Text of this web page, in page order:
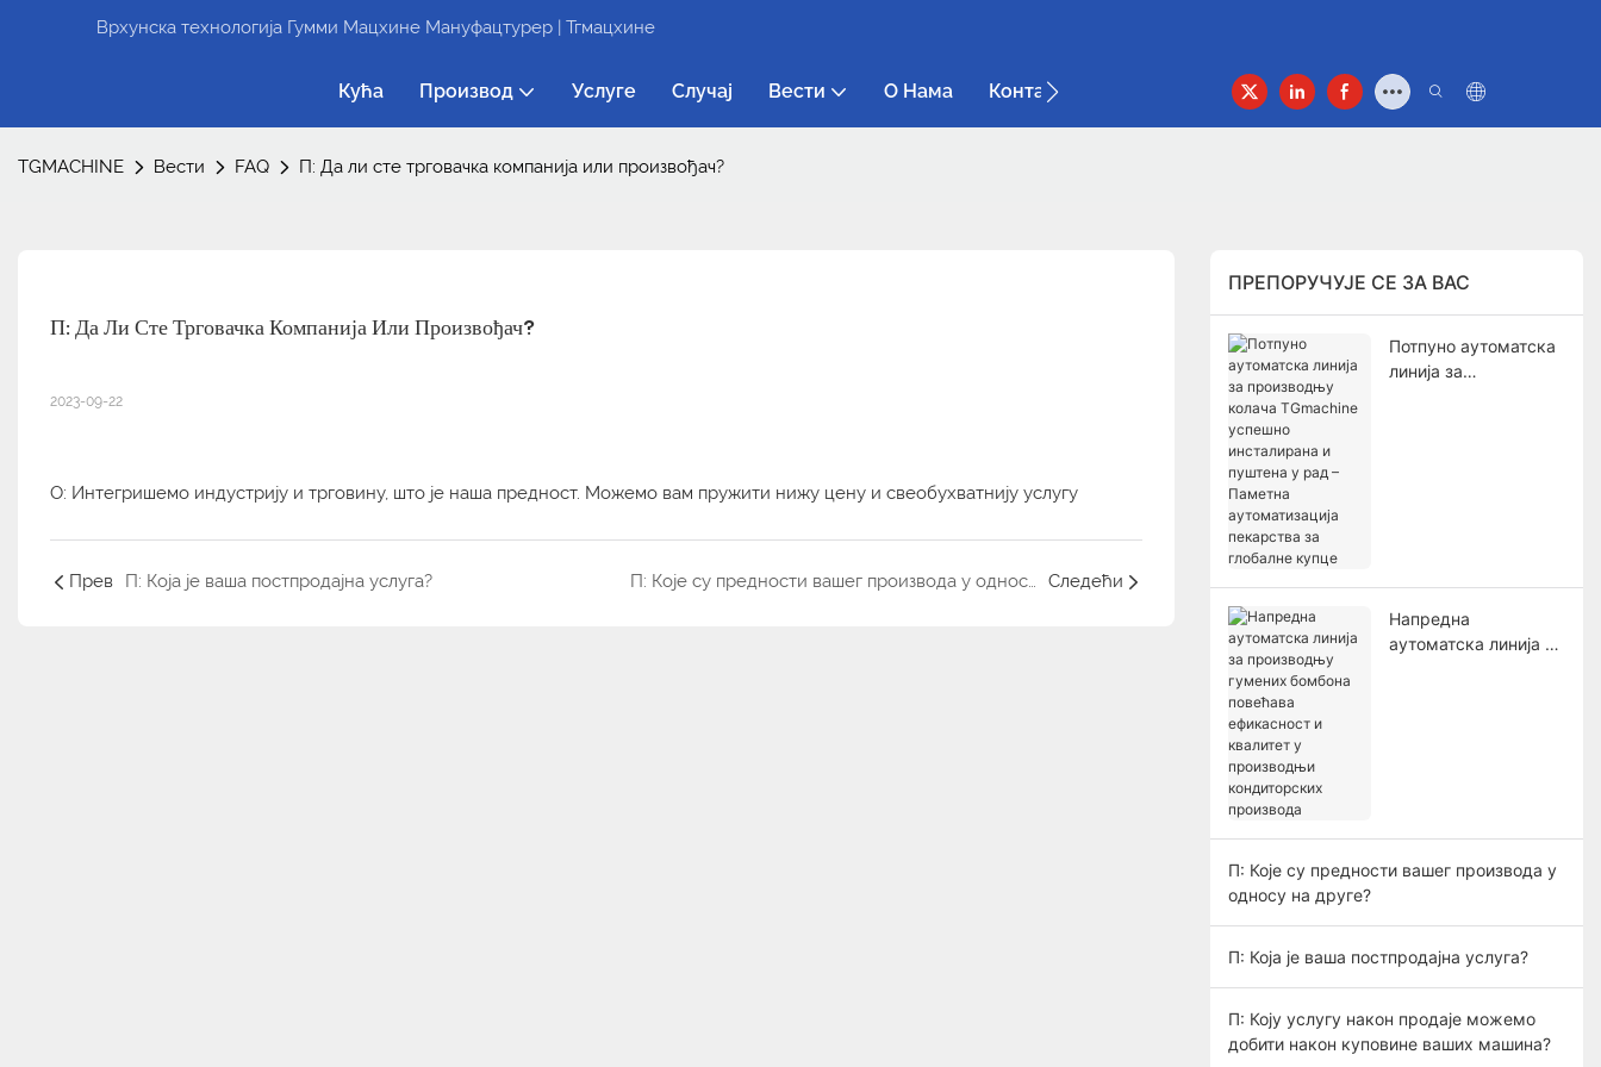
Врхунска технологија Гумми Мацхине Мануфацтурер | Тгмацхине
Кућа Производ Услуге Случај Вести О Нама Контакт
TGMACHINE Вести FAQ П: Да ли сте трговачка компанија или произвођач?
П: Да Ли Сте Трговачка Компанија Или Произвођач?
2023-09-22
О: Интегришемо индустрију и трговину, што је наша предност. Можемо вам пружити нижу цену и свеобухватнију услугу
Прев П: Која је ваша постпродајна услуга? П: Које су предности вашег производа у односу на друге? Следећи
ПРЕПОРУЧУЈЕ СЕ ЗА ВАС
Потпуно аутоматска
линија за
Напредна
аутоматска линија за
П: Које су предности вашег производа у
односу на друге?
П: Која је ваша постпродајна услуга?
П: Коју услугу након продаје можемо
добити након куповине ваших машина?